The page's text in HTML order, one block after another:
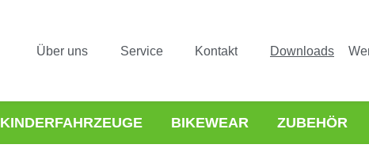
Über uns Service Kontakt Downloads
KINDERFAHRZEUGE BIKEWEAR ZUBEHÖR